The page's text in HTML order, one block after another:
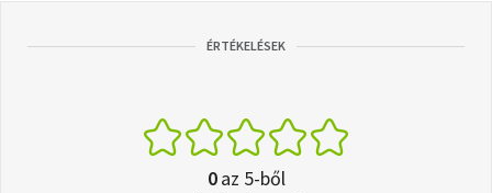
ÉRTÉKELÉSEK
0az 5-ből